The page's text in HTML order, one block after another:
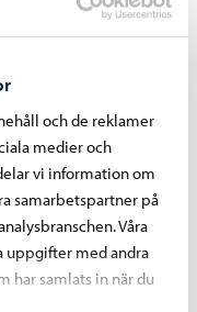
och de reklamer
medier och
vi information om
samarbetspartner på
Våra
uppgifter med andra
har samlats in när du